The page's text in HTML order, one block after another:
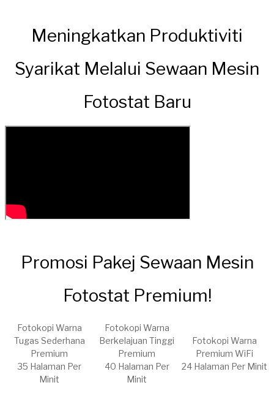
Meningkatkan Produktiviti
Syarikat Melalui Sewaan Mesin
Fotostat Baru
Promosi Pakej Sewaan Mesin
Fotostat Premium!
Fotokopi Warna
Tugas Sederhana
Premium
35 Halaman Per
Minit
Fotokopi Warna
Berkelajuan Tinggi
Premium
40 Halaman Per
Minit
Fotokopi Warna
Premium WiFi
24 Halaman Per Minit